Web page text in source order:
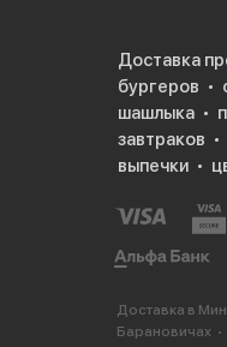
Доставка
бургеров
шашлыка
завтраков
выпечки
Доставка в
Барановичах